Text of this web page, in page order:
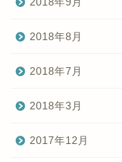
2018年8月
2018年7月
2018年3月
2017年12月